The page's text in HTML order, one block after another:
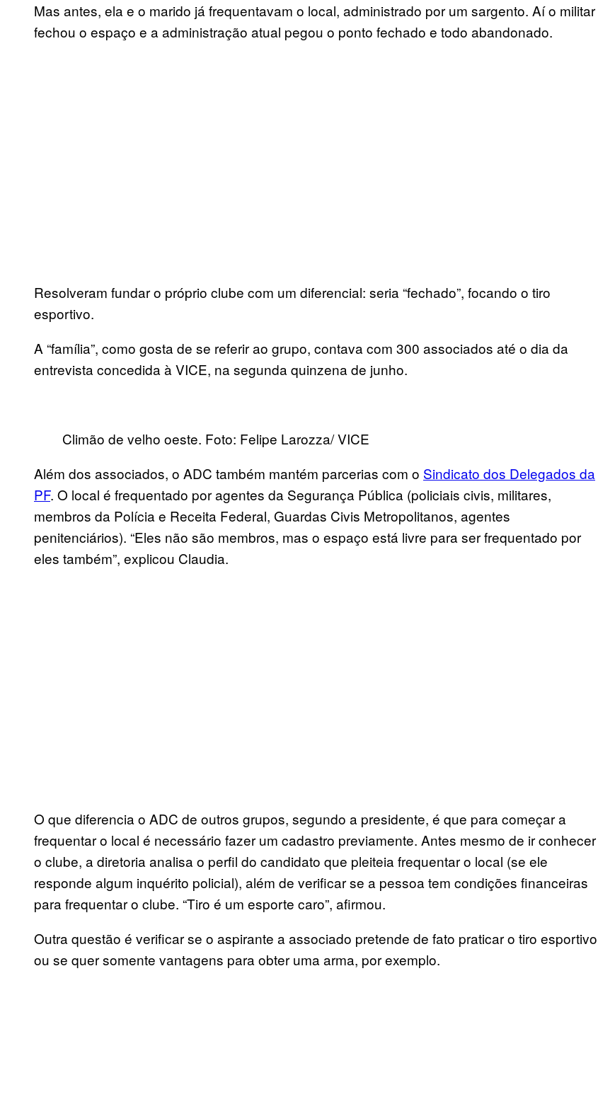
Mas antes, ela e o marido já frequentavam o local, administrado por um sargento. Aí o militar
fechou o espaço e a administração atual pegou o ponto fechado e todo abandonado.
Resolveram fundar o próprio clube com um diferencial: seria “fechado”, focando o tiro
esportivo.
A “família”, como gosta de se referir ao grupo, contava com 300 associados até o dia da
entrevista concedida à VICE, na segunda quinzena de junho.
Climão de velho oeste. Foto: Felipe Larozza/ VICE
Além dos associados, o ADC também mantém parcerias com o Sindicato dos Delegados da
PF. O local é frequentado por agentes da Segurança Pública (policiais civis, militares,
membros da Polícia e Receita Federal, Guardas Civis Metropolitanos, agentes
penitenciários). “Eles não são membros, mas o espaço está livre para ser frequentado por
eles também”, explicou Claudia.
O que diferencia o ADC de outros grupos, segundo a presidente, é que para começar a
frequentar o local é necessário fazer um cadastro previamente. Antes mesmo de ir conhecer
o clube, a diretoria analisa o perfil do candidato que pleiteia frequentar o local (se ele
responde algum inquérito policial), além de verificar se a pessoa tem condições financeiras
para frequentar o clube. “Tiro é um esporte caro”, afirmou.
Outra questão é verificar se o aspirante a associado pretende de fato praticar o tiro esportivo
ou se quer somente vantagens para obter uma arma, por exemplo.